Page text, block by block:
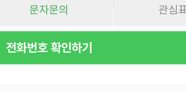
문자문의 관심
전화번호 확인하기